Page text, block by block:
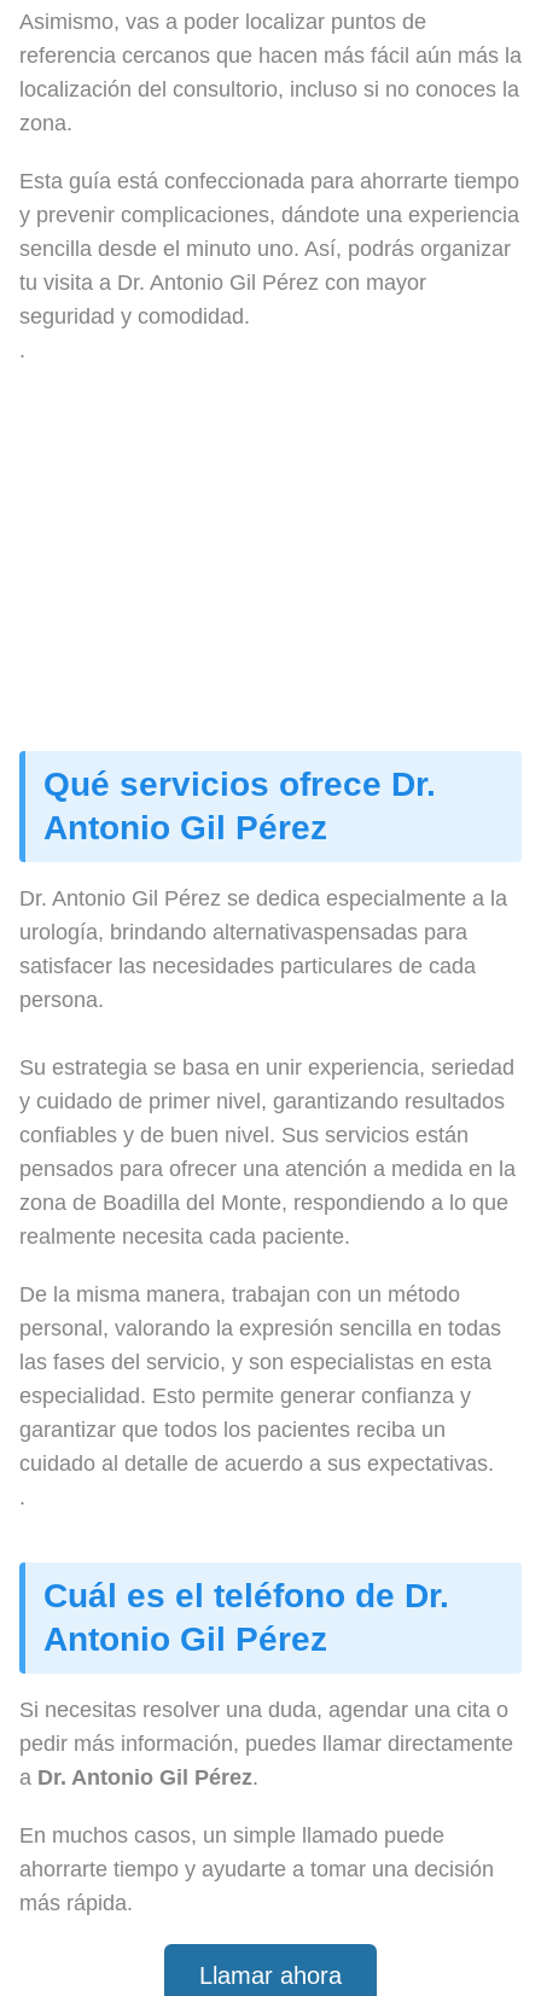
Asimismo, vas a poder localizar puntos de
referencia cercanos que hacen más fácil aún más la
localización del consultorio, incluso si no conoces la
zona.
Esta guía está confeccionada para ahorrarte tiempo
y prevenir complicaciones, dándote una experiencia
sencilla desde el minuto uno. Así, podrás organizar
tu visita a Dr. Antonio Gil Pérez con mayor
seguridad y comodidad.
.
Qué servicios ofrece Dr.
Antonio Gil Pérez
Dr. Antonio Gil Pérez se dedica especialmente a la
urología, brindando alternativaspensadas para
satisfacer las necesidades particulares de cada
persona.
Su estrategia se basa en unir experiencia, seriedad
y cuidado de primer nivel, garantizando resultados
confiables y de buen nivel. Sus servicios están
pensados para ofrecer una atención a medida en la
zona de Boadilla del Monte, respondiendo a lo que
realmente necesita cada paciente.
De la misma manera, trabajan con un método
personal, valorando la expresión sencilla en todas
las fases del servicio, y son especialistas en esta
especialidad. Esto permite generar confianza y
garantizar que todos los pacientes reciba un
cuidado al detalle de acuerdo a sus expectativas.
.
Cuál es el teléfono de Dr.
Antonio Gil Pérez
Si necesitas resolver una duda, agendar una cita o
pedir más información, puedes llamar directamente
a Dr. Antonio Gil Pérez.
En muchos casos, un simple llamado puede
ahorrarte tiempo y ayudarte a tomar una decisión
más rápida.
Llamar ahora